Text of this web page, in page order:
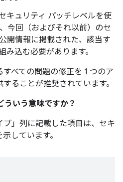
キュリティ パッチレベルを使
今回（およびそれ以前）のセ
開情報に掲載された、該当す
み込む必要があります。
べての問題の修正を 1 つのア
ることが推奨されています。
ういう意味ですか？
」 列に記載した項目は、セキ
しています。